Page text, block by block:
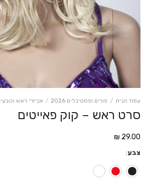
עמוד הבית / פורים ופסטיבלים 2026 / אביזרי ראש
סרט ראש – קוק פאייטים
29.00
₪
צבע: